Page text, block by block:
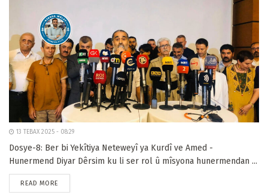
13 TEBAX 2025 - 08:29
Dosye-8: Ber bi Yekîtiya Neteweyî ya Kurdî ve Amed -
Hunermend Diyar Dêrsim ku li ser rol û mîsyona hunermendan ...
READ MORE